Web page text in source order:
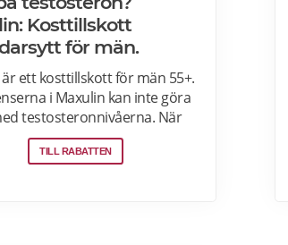
Kosttillskott
för män.
ett kosttillskott för män 55+.
i Maxulin kan inte göra
testosteronnivåerna. När
sjunker kan det
muskelstyrka/-
TILL RABATTEN